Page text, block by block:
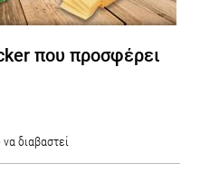
που προσφέρει
διαβαστεί